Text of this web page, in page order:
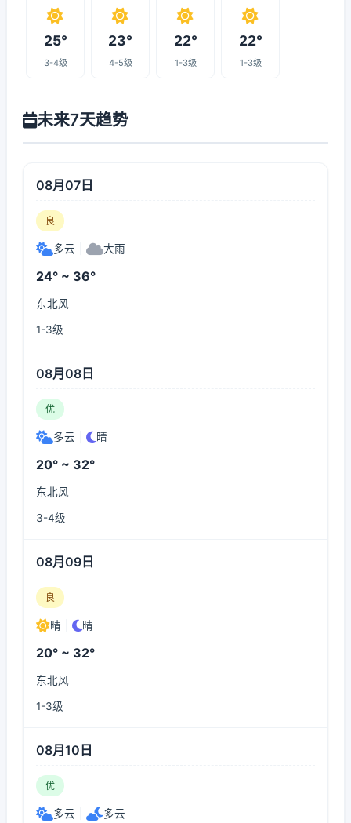
25°
3-4级
23°
4-5级
22°
1-3级
22°
1-3级
未来7天趋势
08月07日
良
多云 大雨
24° ~ 36°
东北风
1-3级
08月08日
优
多云 晴
20° ~ 32°
东北风
3-4级
08月09日
良
晴 晴
20° ~ 32°
东北风
1-3级
08月10日
优
多云 多云